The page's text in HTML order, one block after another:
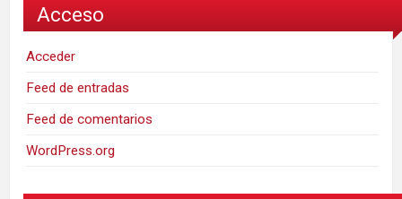
Acceso
Acceder
Feed de entradas
Feed de comentarios
WordPress.org